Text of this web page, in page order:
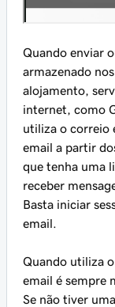
Quando enviar
armazenado
alojamento,
internet, como
utiliza o correio
email a partir
que tenha uma
receber
Basta iniciar
email.
Quando utiliza
email é sempre
Se não tiver